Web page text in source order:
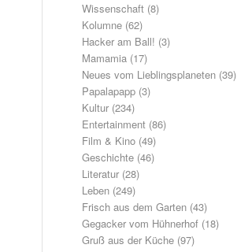
Wissenschaft(8)
Kolumne(62)
Hacker am Ball! (3)
Mamamia(17)
Neues vom Lieblingsplaneten(39)
Papalapapp(3)
Kultur(234)
Entertainment(86)
Film & Kino(49)
Geschichte(46)
Literatur(28)
Leben(249)
Frisch aus dem Garten(43)
Gegacker vom Hühnerhof(18)
Gruß aus der Küche(97)